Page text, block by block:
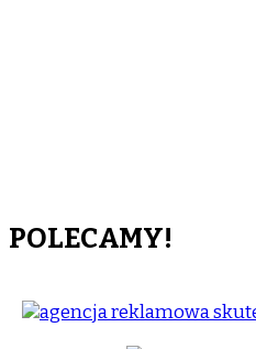
POLECAMY!